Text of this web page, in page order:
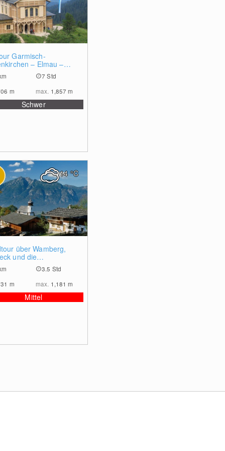
Garmisch-
– Elmau –
7 Std
m max. 1,857m
Schwer
über Wamberg,
und die
3.5 Std
m max. 1,181m
Mittel
14°C